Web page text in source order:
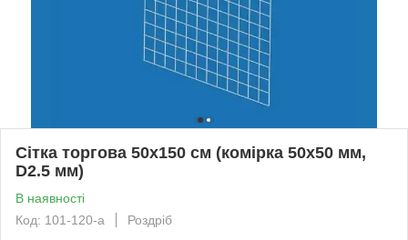
Сітка торгова 50х150 см (комірка 50х50 мм,
D2.5 мм)
В наявності
Код: 101-120-а
Роздріб